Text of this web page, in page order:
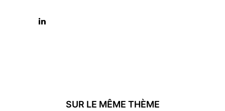
SUR LE MÊME THÈME